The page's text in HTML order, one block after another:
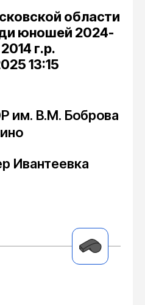
области
юношей 2024-
г.р.
13:15
им. В.М. Боброва
Ивантеевка